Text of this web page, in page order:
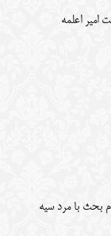
امیر اعلمه
بحث با مرد سیه